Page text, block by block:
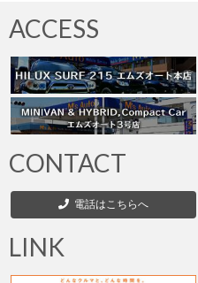
ACCESS
CONTACT
電話はこちらへ
LINK